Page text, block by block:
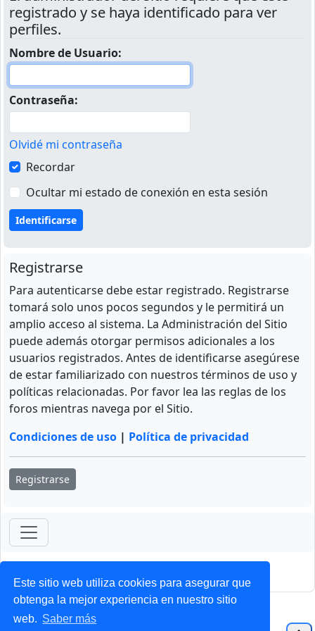
Este sitio web utiliza cookies para asegurar que
obtenga la mejor experiencia en nuestro sitio
web. Saber más
registrado y se haya identificado para ver
perfiles.
Nombre de Usuario:
Contraseña:
Olvidé mi contraseña
Recordar
Ocultar mi estado de conexión en esta sesión
Registrarse
Para autenticarse debe estar registrado. Registrarse
tomará solo unos pocos segundos y le permitirá un
amplio acceso al sistema. La Administración del Sitio
puede además otorgar permisos adicionales a los
usuarios registrados. Antes de identificarse asegúrese
de estar familiarizado con nuestros términos de uso y
políticas relacionadas. Por favor lea las reglas de los
foros mientras navega por el Sitio.
Condiciones de uso | Política de privacidad
Registrarse
ForoClub 2025
Privacidad| Condiciones